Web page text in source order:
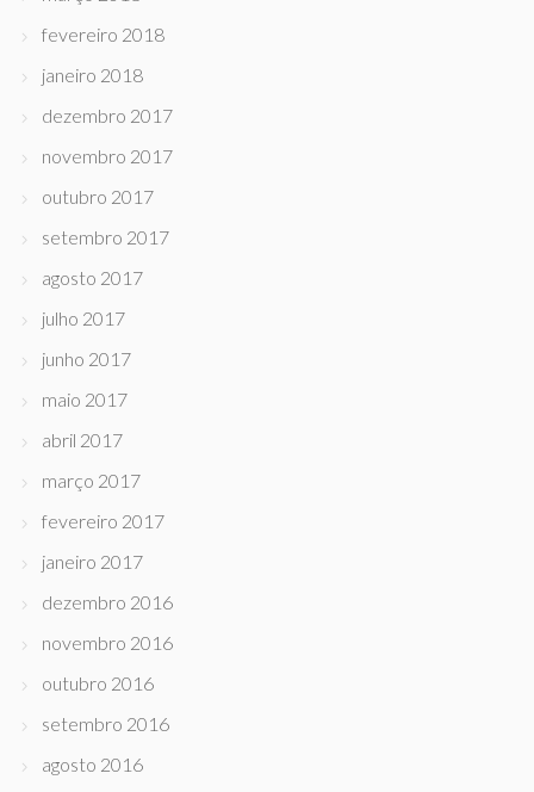
fevereiro 2018
janeiro 2018
dezembro 2017
novembro 2017
outubro 2017
setembro 2017
agosto 2017
julho 2017
junho 2017
maio 2017
abril 2017
março 2017
fevereiro 2017
janeiro 2017
dezembro 2016
novembro 2016
outubro 2016
setembro 2016
agosto 2016